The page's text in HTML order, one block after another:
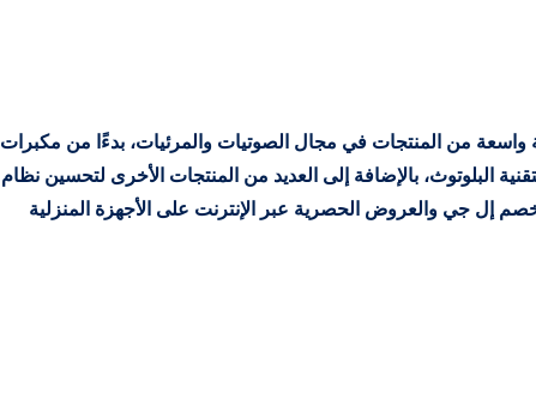
واسعة من المنتجات في مجال الصوتيات والمرئيات، بدءًا من مكبرات
البلوتوث، بالإضافة إلى العديد من المنتجات الأخرى لتحسين نظام
أكثر من 40% مع أكواد خصم إل جي والعروض الحصرية عبر الإنترنت على الأجهزة المنزلية